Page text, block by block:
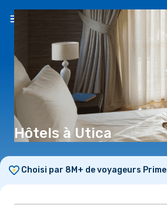
Hôtels à Utica
Choisi par 8M+ de voyageurs Prime